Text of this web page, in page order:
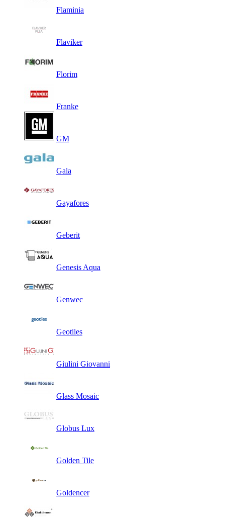
Flaminia
Flaviker
Florim
Franke
GM
Gala
Gayafores
Geberit
Genesis Aqua
Genwec
Geotiles
Giulini Giovanni
Glass Mosaic
Globus Lux
Golden Tile
Goldencer